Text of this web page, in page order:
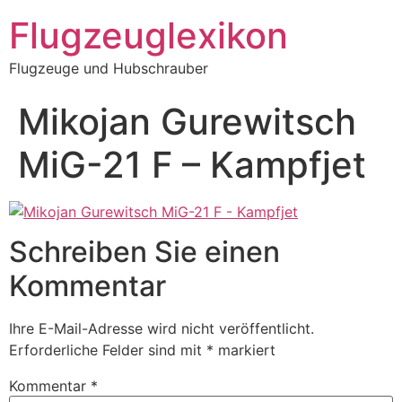
Inhalt
springen
Flugzeuglexikon
Flugzeuge und Hubschrauber
Mikojan Gurewitsch
MiG-21 F – Kampfjet
Schreiben Sie einen
Kommentar
Ihre E-Mail-Adresse wird nicht veröffentlicht.
Erforderliche Felder sind mit * markiert
Kommentar *